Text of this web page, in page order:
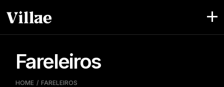
para
Fareleiros
HOME FARELEIROS